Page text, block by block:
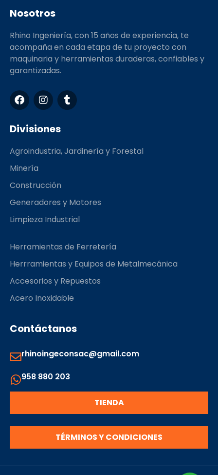
Nosotros
Rhino Ingeniería, con 15 años de experiencia, te
acompaña en cada etapa de tu proyecto con
maquinaria y herramientas duraderas, confiables y
garantizadas.
F
a
c
e
b
o
I
n
s
t
a
r
T
u
m
Divisiones
Agroindustria, Jardinería y Forestal
Minería
Construcción
Generadores y Motores
Limpieza Industrial
Herramientas de Ferretería
Herrramientas y Equipos de Metalmecánica
Accesorios y Repuestos
Acero Inoxidable
Contáctanos
rhinoingeconsac@gmail.com
958 880 203
TIENDA
TÉRMINOS Y CONDICIONES